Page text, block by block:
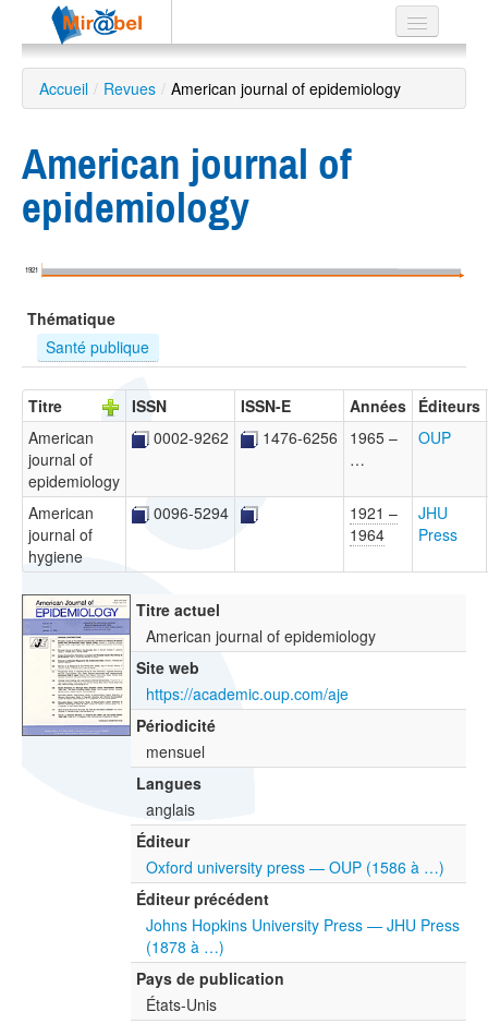
Le réseau
Soutien
Recherche
EN
ES
?
Accueil / Revues / American journal of epidemiology
American journal of
epidemiology
1921
Thématique
Santé publique
Titre ISSN ISSN-E Années Éditeurs
American
journal of
epidemiology
0002-9262 1476-6256
1965 –
…
OUP
American
journal of
hygiene
0096-5294
1921 –
1964
JHU
Press
Titre actuel
American journal of epidemiology
Site web
https://academic.oup.com/aje
Périodicité
mensuel
Langues
anglais
Éditeur
Oxford university press — OUP (1586 à …)
Éditeur précédent
Johns Hopkins University Press — JHU Press
(1878 à …)
Pays de publication
États-Unis